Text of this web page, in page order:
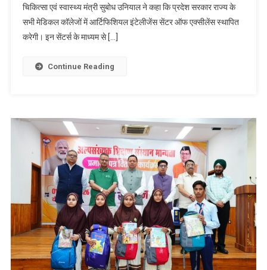
जायेगा
विशेषज्ञ
चिकित्सा एवं स्वास्थ्य मंत्री सुबोध उनियाल ने कहा कि प्रदेश सरकार राज्य के
सभी मेडिकल कॉलेजों में आर्टिफिशियल इंटेलीजेंस सेंटर ऑफ एक्सीलेंस स्थापित
करेगी। इन सेंटर्स के माध्यम से […]
Continue Reading